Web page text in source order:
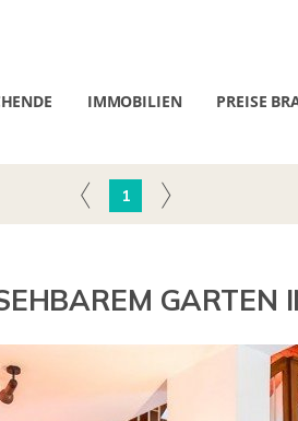
IMMOBILIEN PREISE
1
GARTEN